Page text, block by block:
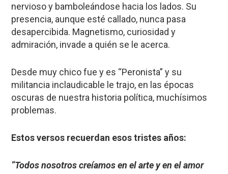
nervioso y bamboleándose hacia los lados. Su
presencia, aunque esté callado, nunca pasa
desapercibida. Magnetismo, curiosidad y
admiración, invade a quién se le acerca.
Desde muy chico fue y es “Peronista” y su
militancia inclaudicable le trajo, en las épocas
oscuras de nuestra historia política, muchísimos
problemas.
Estos versos recuerdan esos tristes años:
“Todos nosotros creíamos en el arte y en el amor